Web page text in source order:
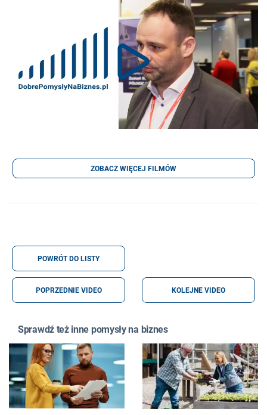
ZOBACZ WIĘCEJ FILMÓW
POWRÓT DO LISTY
POPRZEDNIE VIDEO KOLEJNE VIDEO
Sprawdź też inne pomysły na biznes